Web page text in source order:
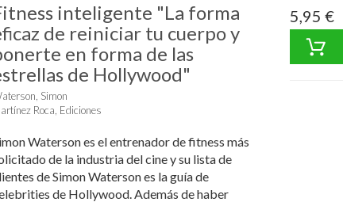
inteligente "La forma
de reiniciar tu cuerpo y
en forma de las
de Hollywood"
Simon
Roca, Ediciones
Waterson es el entrenador de fitness más
de la industria del cine y su lista de
de Simon Waterson es la guía de
de Hollywood. Además de haber
5,95 €